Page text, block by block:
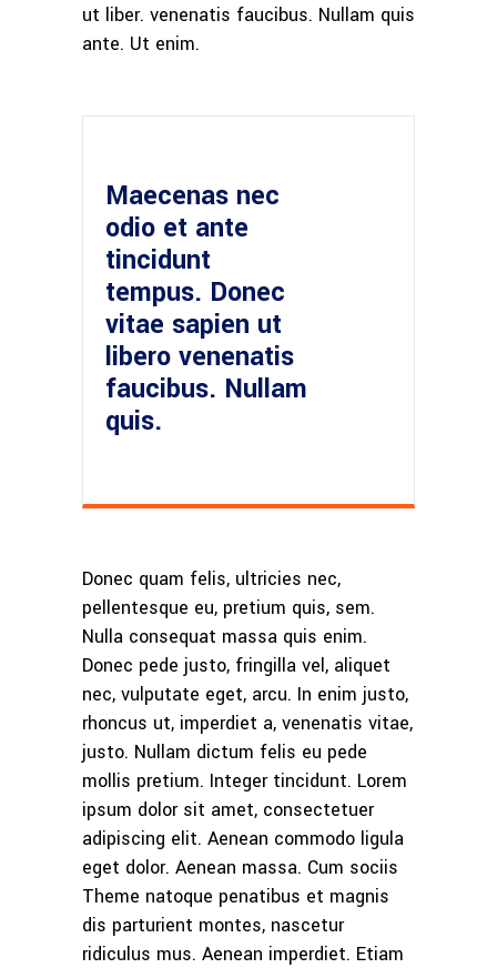
ut liber. venenatis faucibus. Nullam quis
ante. Ut enim.
Maecenas nec
odio et ante
tincidunt
tempus. Donec
vitae sapien ut
libero venenatis
faucibus. Nullam
quis.
Donec quam felis, ultricies nec,
pellentesque eu, pretium quis, sem.
Nulla consequat massa quis enim.
Donec pede justo, fringilla vel, aliquet
nec, vulputate eget, arcu. In enim justo,
rhoncus ut, imperdiet a, venenatis vitae,
justo. Nullam dictum felis eu pede
mollis pretium. Integer tincidunt. Lorem
ipsum dolor sit amet, consectetuer
adipiscing elit. Aenean commodo ligula
eget dolor. Aenean massa. Cum sociis
Theme natoque penatibus et magnis
dis parturient montes, nascetur
ridiculus mus. Aenean imperdiet. Etiam